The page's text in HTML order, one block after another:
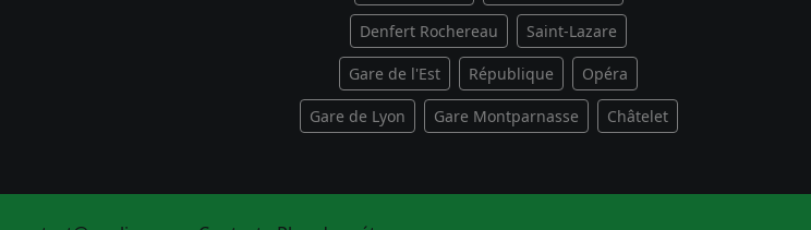
Denfert Rochereau Saint-Lazare
Gare de l'Est République Opéra
Gare de Lyon Gare Montparnasse Châtelet